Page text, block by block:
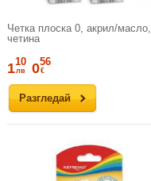
Четка плоска 0, акрил/масло,
четина
Разгледай
110
лв 056
€